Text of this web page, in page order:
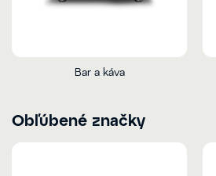
Bar a káva
Obľúbené značky